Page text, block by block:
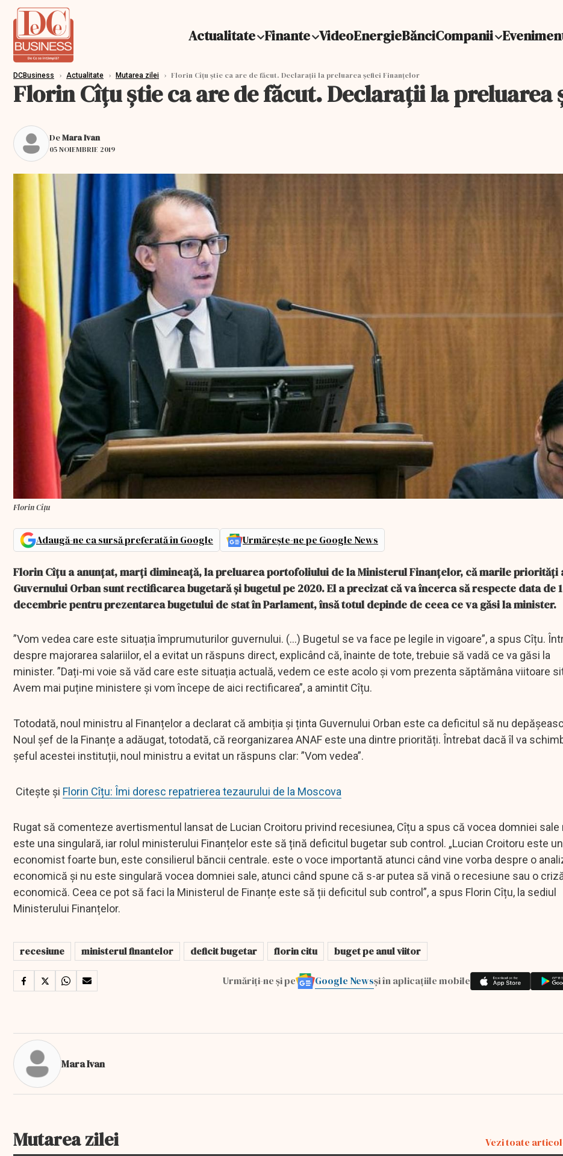
Actualitate Finante VideoEnergieBănciCompanii
DCBusiness › Actualitate › Mutarea zilei › Florin Cîțu știe ca are de făcut. Declarații la preluarea șefiei Finanțelor
Florin Cîțu știe ca are de făcut. Declarații la preluarea
DeMara Ivan
05 NOIEMBRIE 2019
Florin Cîțu
Adaugă-ne ca sursă preferată în Google Urmărește-ne pe Google News
Florin Cîțu a anunțat, marți dimineață, la preluarea portofoliului de la Ministerul Finanțelor, că marile priorități
Guvernului Orban sunt rectificarea bugetară și bugetul pe 2020. El a precizat că va încerca să respecte data de
decembrie pentru prezentarea bugetului de stat în Parlament, însă totul depinde de ceea ce va găsi la minister.
”Vom vedea care este situația împrumuturilor guvernului. (...) Bugetul se va face pe legile in vigoare”, a spus Cîțu.
despre majorarea salariilor, el a evitat un răspuns direct, explicând că, înainte de tote, trebuie să vadă ce va găsi la
minister. ”Dați-mi voie să văd care este situația actuală, vedem ce este acolo și vom prezenta săptămâna viitoare
Avem mai puține ministere și vom începe de aici rectificarea”, a amintit Cîțu.
Totodată, noul ministru al Finanțelor a declarat că ambiția și ținta Guvernului Orban este ca deficitul să nu
Noul șef de la Finanțe a adăugat, totodată, că reorganizarea ANAF este una dintre priorități. Întrebat dacă îl va
șeful acestei instituții, noul ministru a evitat un răspuns clar: ”Vom vedea”.
Citește și Florin Cîțu: Îmi doresc repatrierea tezaurului de la Moscova
Rugat să comenteze avertismentul lansat de Lucian Croitoru privind recesiunea, Cîțu a spus că vocea domniei sale
este una singulară, iar rolul ministerului Finanțelor este să țină deficitul bugetar sub control. „Lucian Croitoru este un
economist foarte bun, este consilierul băncii centrale. este o voce importantă atunci când vine vorba despre o
economică și nu este singulară vocea domniei sale, atunci când spune că s-ar putea să vină o recesiune sau o
economică. Ceea ce pot să faci la Ministerul de Finanțe este să ții deficitul sub control”, a spus Florin Cîțu, la sediul
Ministerului Finanțelor.
recesiune ministerul finantelor deficit bugetar florin citu buget pe anul viitor
Urmăriți-ne și pe Google Newsși în aplicațiile mobile
Mara Ivan
Mutarea zilei Vezi toate